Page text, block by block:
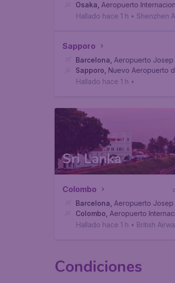
Osaka Aeropuerto
Hallado hace 1 h • Shenzhen
Sapporo
Barcelona Aeropuerto Josep
Sapporo Nuevo Aeropuerto
Hallado hace 1 h •
Sri Lanka
Colombo
Barcelona Aeropuerto Josep
Colombo Aeropuerto
Hallado hace 1 h • British
Condiciones